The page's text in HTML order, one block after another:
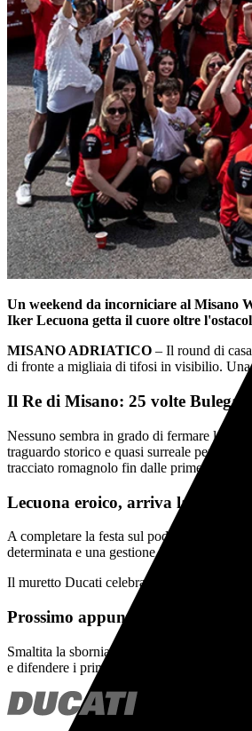
Un weekend da incorniciare al Misano
Iker Lecuona getta il cuore oltre
MISANO ADRIATICO – Il round di
di fronte a migliaia di tifosi in visibilio. Una
Il Re di Misano: 25 volte Bulega
Nessuno sembra in grado di fermare la
traguardo storico e quasi surreale per la
tracciato romagnolo fin dalle prime sessioni
Lecuona eroico, arriva la sesta
A completare la festa sul podio ci ha
determinata e una gestione impeccabile
Il muretto Ducati celebra così un risultato
Prossimo appuntamento
Smaltita la sbornia di festeggiamenti e i
e difendere i primati conquistati in pista.